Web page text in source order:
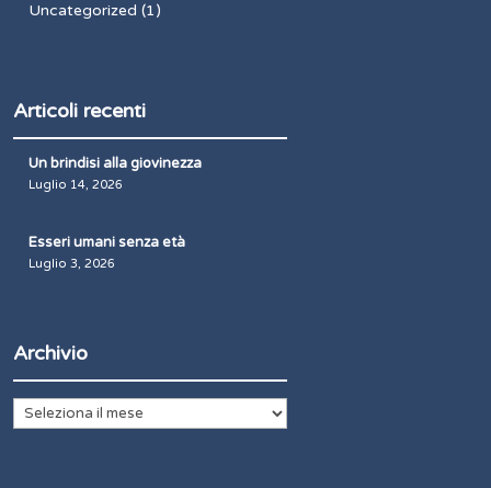
Uncategorized (1)
Articoli recenti
Un brindisi alla giovinezza
Luglio 14, 2026
Esseri umani senza età
Luglio 3, 2026
Archivio